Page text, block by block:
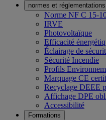
normes et réglementations
Norme NF C 15-
IRVE
Photovoltaïque
Efficacité
Éclairage de
Sécurité Incendie
Profils
Marquage CE
Recyclage DEEE
Affichage DPE
Accessibilité
Formations